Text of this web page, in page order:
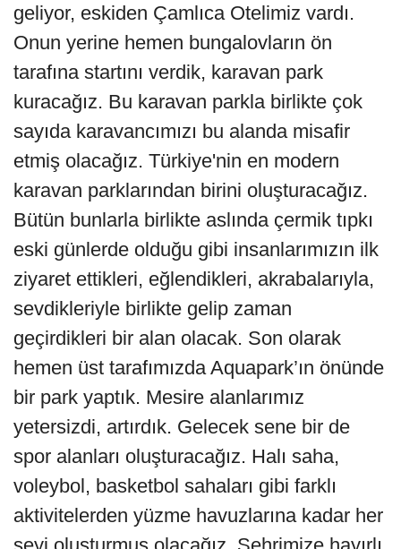
geliyor, eskiden Çamlıca Otelimiz vardı.
Onun yerine hemen bungalovların ön
tarafına startını verdik, karavan park
kuracağız. Bu karavan parkla birlikte çok
sayıda karavancımızı bu alanda misafir
etmiş olacağız. Türkiye'nin en modern
karavan parklarından birini oluşturacağız.
Bütün bunlarla birlikte aslında çermik tıpkı
eski günlerde olduğu gibi insanlarımızın ilk
ziyaret ettikleri, eğlendikleri, akrabalarıyla,
sevdikleriyle birlikte gelip zaman
geçirdikleri bir alan olacak. Son olarak
hemen üst tarafımızda Aquapark’ın önünde
bir park yaptık. Mesire alanlarımız
yetersizdi, artırdık. Gelecek sene bir de
spor alanları oluşturacağız. Halı saha,
voleybol, basketbol sahaları gibi farklı
aktivitelerden yüzme havuzlarına kadar her